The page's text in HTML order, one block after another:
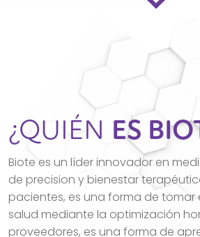
¿QUIÉN ES
Biote es un líder innovador en
de precision y bienestar
pacientes, es una forma de tomar
salud mediante la optimización
proveedores, es una forma de